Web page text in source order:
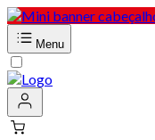
Menu